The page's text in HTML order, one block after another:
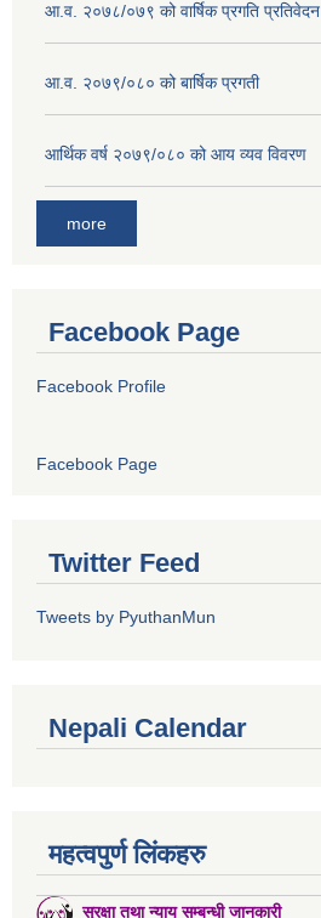
आ.व. २०७८/०७९ को वार्षिक प्रगति प्रतिवेदन
आ.व. २०७९/०८० को बार्षिक प्रगती
आर्थिक वर्ष २०७९/०८० को आय व्यव विवरण
more
Facebook Page
Facebook Profile
Facebook Page
Twitter Feed
Tweets by PyuthanMun
Nepali Calendar
महत्वपुर्ण लिंकहरु
सुरक्षा तथा न्याय सम्बन्धी जानकारी